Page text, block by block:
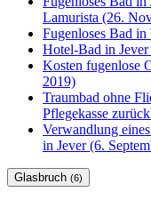
Lamurista (26.
Fugenloses Bad
Hotel-Bad in
Kosten fugenlose
2019)
Traumbad ohne
Pflegekasse
Verwandlung
in Jever (6.
Glasbruch (6)